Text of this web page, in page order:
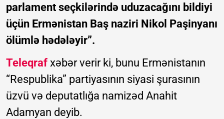
parlament seçkilərində uduzacağını bildiyi
üçün Ermənistan Baş naziri Nikol Paşinyanı
ölümlə hədələyir”.
Teleqraf xəbər verir ki, bunu Ermənistanın
“Respublika” partiyasının siyasi şurasının
üzvü və deputatlığa namizəd Anahit
Adamyan deyib.